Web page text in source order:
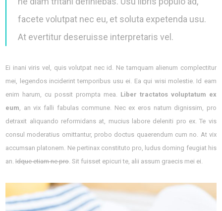
facete volutpat nec eu, et soluta expetenda usu.
At evertitur deseruisse interpretaris vel.
Ei inani viris vel, quis volutpat nec id. Ne tamquam alienum complectitur
mei, legendos inciderint temporibus usu ei. Ea qui wisi molestie. Id eam
enim harum, cu possit prompta mea. Liber tractatos voluptatum ex
eum , an vix falli fabulas commune. Nec ex eros natum dignissim, pro
detraxit aliquando reformidans at, mucius labore deleniti pro ex. Te vis
consul moderatius omittantur, probo doctus quaerendum cum no. At vix
accumsan platonem. Ne pertinax constituto pro, ludus doming feugiat his
an.Idque etiam ne pro . Sit fuisset epicuri te, alii assum graecis mei ei.